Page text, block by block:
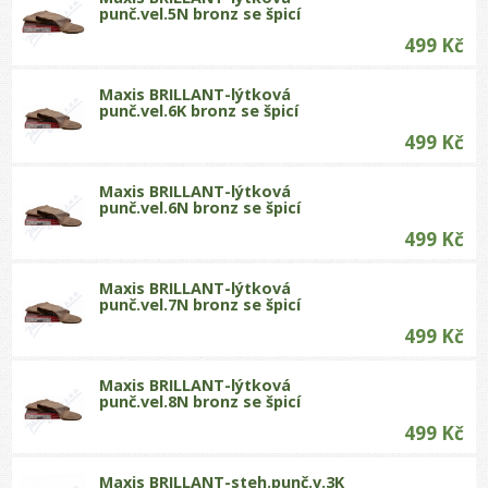
punč.vel.5N bronz se špicí
499 Kč
Maxis BRILLANT-lýtková
punč.vel.6K bronz se špicí
499 Kč
Maxis BRILLANT-lýtková
punč.vel.6N bronz se špicí
499 Kč
Maxis BRILLANT-lýtková
punč.vel.7N bronz se špicí
499 Kč
Maxis BRILLANT-lýtková
punč.vel.8N bronz se špicí
499 Kč
Maxis BRILLANT-steh.punč.v.3K